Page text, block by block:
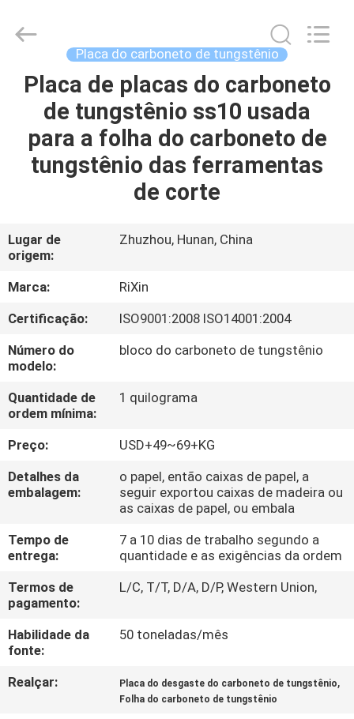
CASA
PRODUTOS
SOBRE
EXCURSÃO
DA
FÁBRICA
CONTROLE
DA
QUALIDADE
CONTACTE-
NOS
NOTÍCIA
PEÇA
UMAS
CITAÇÕES
Cemented
Carbide
Reserved.
Placa do carboneto de tungstênio
Placa de placas do carboneto
de tungstênio ss10 usada
para a folha do carboneto de
tungstênio das ferramentas
de corte
Lugar de
origem:
Zhuzhou, Hunan, China
Marca:
RiXin
Certificação:
ISO9001:2008 ISO14001:2004
Número do
modelo:
bloco do carboneto de tungstênio
Quantidade de
ordem mínima:
1 quilograma
Preço:
USD+49~69+KG
Detalhes da
embalagem:
o papel, então caixas de papel, a
seguir exportou caixas de madeira ou
as caixas de papel, ou embala
Tempo de
entrega:
7 a 10 dias de trabalho segundo a
quantidade e as exigências da ordem
Termos de
pagamento:
L/C, T/T, D/A, D/P, Western Union,
Habilidade da
fonte:
50 toneladas/mês
Realçar: Placa do desgaste do carboneto de tungstênio,
Folha do carboneto de tungstênio